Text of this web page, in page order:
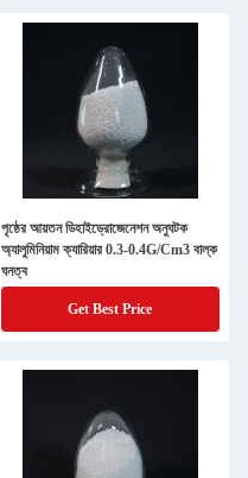
পৃষ্ঠের আয়তন ডিহাইড্রোজেনেশন অনুঘটক
অ্যালুমিনিয়াম ক্যারিয়ার 0.3-0.4G/Cm3 বাল্ক
ঘনত্ব
Get Best Price